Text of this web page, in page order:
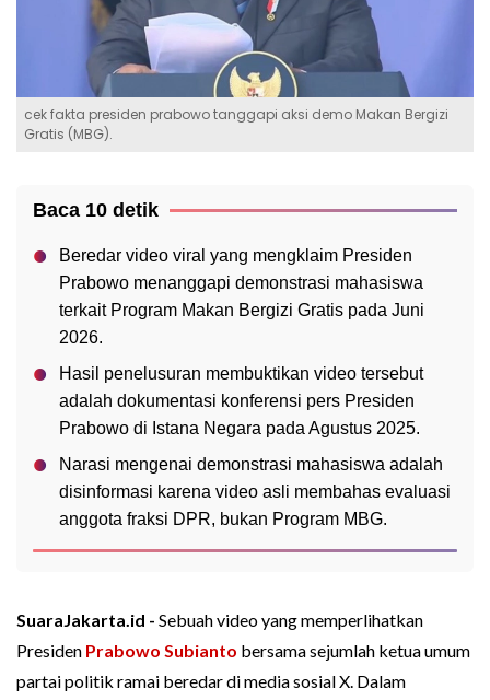
cek fakta presiden prabowo tanggapi aksi demo Makan Bergizi
Gratis (MBG).
Baca 10 detik
Beredar video viral yang mengklaim Presiden
Prabowo menanggapi demonstrasi mahasiswa
terkait Program Makan Bergizi Gratis pada Juni
2026.
Hasil penelusuran membuktikan video tersebut
adalah dokumentasi konferensi pers Presiden
Prabowo di Istana Negara pada Agustus 2025.
Narasi mengenai demonstrasi mahasiswa adalah
disinformasi karena video asli membahas evaluasi
anggota fraksi DPR, bukan Program MBG.
SuaraJakarta.id - Sebuah video yang memperlihatkan
Presiden Prabowo Subianto bersama sejumlah ketua umum
partai politik ramai beredar di media sosial X. Dalam